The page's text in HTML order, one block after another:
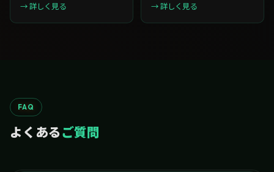
→ 詳しく見る → 詳しく見る
FAQ
よくあるご質問